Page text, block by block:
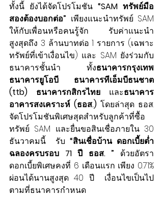
ทั้งนี้ ยังได้จัดโปรโมชัน “SAM ทรัพย์มือ
สองต้องบอกต่อ” เพียงแนะนำทรัพย์ SAM
ให้กับเพื่อนหรือคนรู้จัก รับค่าแนะนำ
สูงสุดถึง 3 ล้านบาทต่อ 1 รายการ (เฉพาะ
ทรัพย์ที่เข้าเงื่อนไข) และ SAM ยังร่วมกับ
ธนาคารชั้นนำ ทั้งธนาคารกรุงเทพ
ธนาคารยูโอบี ธนาคารทีเอ็มบีธนชาต
(ttb) ธนาคารกสิกรไทย และธนาคาร
อาคารสงเคราะห์ (ธอส.) โดยล่าสุด ธอส.
จัดโปรโมชันพิเศษสุดสำหรับลูกค้าที่ซื้อ
ทรัพย์ SAM และยื่นขอสินเชื่อภายใน 30
ธันวาคมนี้  รับ “สินเชื่อบ้าน ดอกเบี้ยต่ำ
ฉลองครบรอบ 71 ปี ธอส. ” ด้วยอัตรา
ดอกเบี้ยพิเศษคงที่ 6 เดือนแรก เพียง 0.71%
ผ่อนได้นานสูงสุด 40 ปี  เงื่อนไขเป็นไป
ตามที่ธนาคารกำหนด